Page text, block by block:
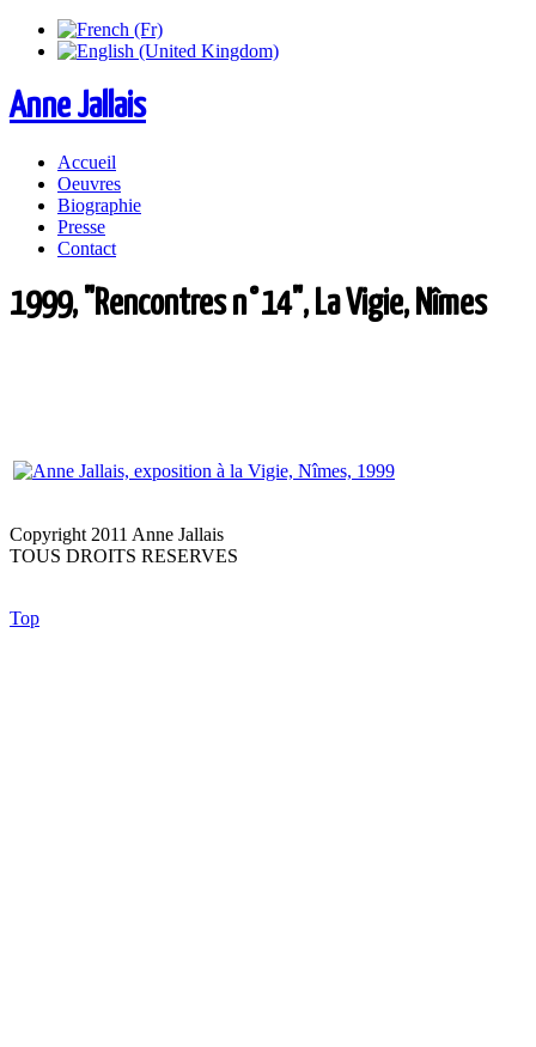
Anne Jallais
Accueil
Oeuvres
Biographie
Presse
Contact
1999, "Rencontres n°14", La Vigie, Nîmes
Copyright 2011 Anne Jallais
TOUS DROITS RESERVES
Top